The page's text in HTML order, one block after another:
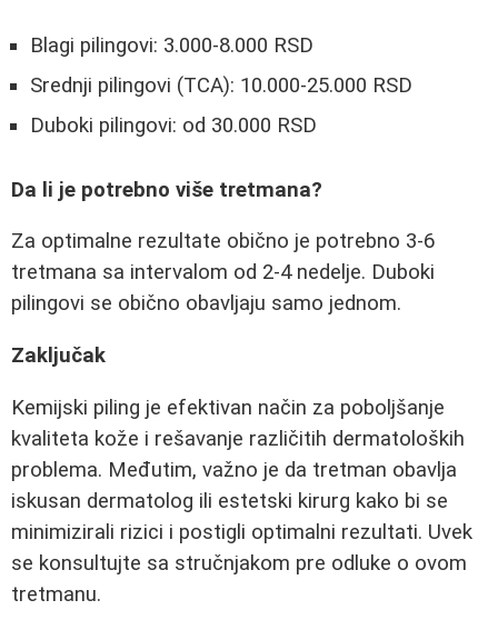
Blagi pilingovi: 3.000-8.000 RSD
Srednji pilingovi (TCA): 10.000-25.000 RSD
Duboki pilingovi: od 30.000 RSD
Da li je potrebno više tretmana?
Za optimalne rezultate obično je potrebno 3-6
tretmana sa intervalom od 2-4 nedelje. Duboki
pilingovi se obično obavljaju samo jednom.
Zaključak
Kemijski piling je efektivan način za poboljšanje
kvaliteta kože i rešavanje različitih dermatoloških
problema. Međutim, važno je da tretman obavlja
iskusan dermatolog ili estetski kirurg kako bi se
minimizirali rizici i postigli optimalni rezultati. Uvek
se konsultujte sa stručnjakom pre odluke o ovom
tretmanu.